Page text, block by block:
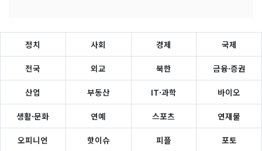
정치 사회 경제 국제
전국 외교 북한 금융·증권
산업 부동산 IT·과학 바이오
생활·문화 연예 스포츠 연재물
오피니언 핫이슈 피플 포토